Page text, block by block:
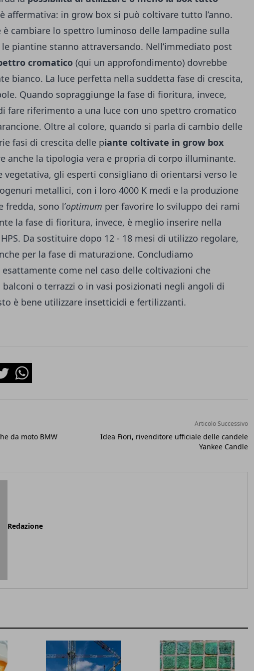
affermativa: in grow box si può coltivare tutto l’anno.
è cambiare lo spettro luminoso delle lampadine sulla
le piantine stanno attraversando. Nell’immediato post
cromatico (qui un approfondimento) dovrebbe
bianco. La luce perfetta nella suddetta fase di crescita,
Quando sopraggiunge la fase di fioritura, invece,
fare riferimento a una luce con uno spettro cromatico
Oltre al colore, quando si parla di cambio delle
fasi di crescita delle piante coltivate in grow box
anche la tipologia vera e propria di corpo illuminante.
vegetativa, gli esperti consigliano di orientarsi verso le
metallici, con i loro 4000 K medi e la produzione
fredda, sono l’optimum per favorire lo sviluppo dei rami
la fase di fioritura, invece, è meglio inserire nella
Da sostituire dopo 12 - 18 mesi di utilizzo regolare,
per la fase di maturazione. Concludiamo
come nel caso delle coltivazioni che
o terrazzi o in vasi posizionati negli angoli di
è bene utilizzare insetticidi e fertilizzanti.
Whatsapp
da moto BMW
Articolo Successivo
Idea Fiori, rivenditore ufficiale delle candele
Yankee Candle
Redazione